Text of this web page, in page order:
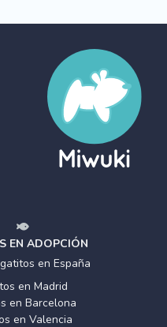
EN ADOPCIÓN
en España
en Madrid
en Barcelona
en Valencia